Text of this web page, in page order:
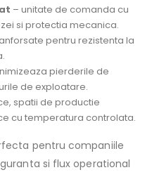
– unitate de comanda cu
si protectia mecanica.
pentru rezistenta la
pierderile de
de exploatare.
spatii de productie
cu temperatura controlata.
pentru companiile
si flux operational